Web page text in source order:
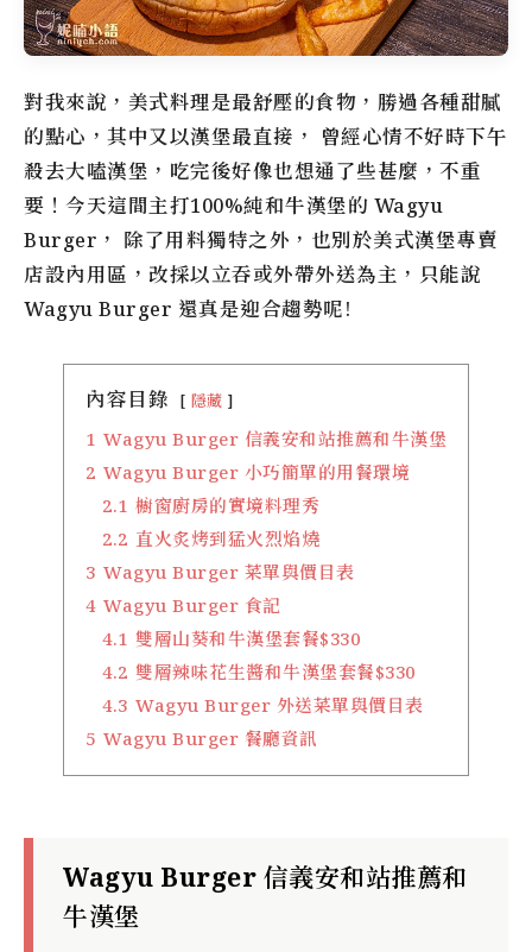
對我來說，美式料理是最舒壓的食物，勝過各種甜膩
的點心，其中又以漢堡最直接， 曾經心情不好時下午
殺去大嗑漢堡，吃完後好像也想通了些甚麼，不重
要！今天這間主打100%純和牛漢堡的 Wagyu
Burger， 除了用料獨特之外，也別於美式漢堡專賣
店設內用區，改採以立吞或外帶外送為主，只能說
Wagyu Burger 還真是迎合趨勢呢!
內容目錄 隱藏
1 Wagyu Burger 信義安和站推薦和牛漢堡
2 Wagyu Burger 小巧簡單的用餐環境
2.1 櫥窗廚房的實境料理秀
2.2 直火炙烤到猛火烈焰燒
3 Wagyu Burger 菜單與價目表
4 Wagyu Burger 食記
4.1 雙層山葵和牛漢堡套餐$330
4.2 雙層辣味花生醬和牛漢堡套餐$330
4.3 Wagyu Burger 外送菜單與價目表
5 Wagyu Burger 餐廳資訊
Wagyu Burger 信義安和站推薦和
牛漢堡